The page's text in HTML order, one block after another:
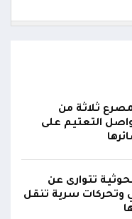
في منطقة
حوثية في أجواء
الإجراءات لإحالته
ثلاثة من
التعتيم على
تتوارى عن
وتحركات سرية تنقل